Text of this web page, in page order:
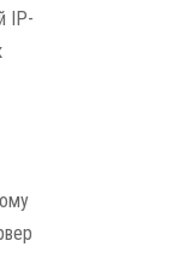
IP-